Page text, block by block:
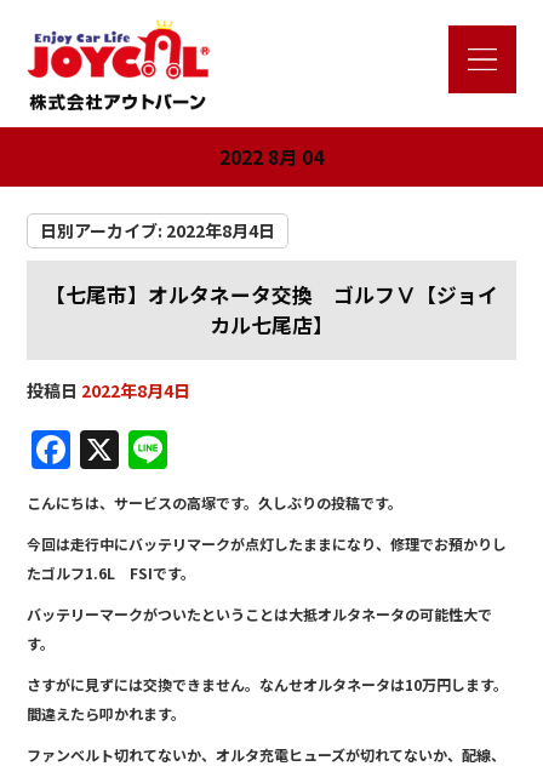
2022 8月 04
日別アーカイブ: 2022年8月4日
【七尾市】オルタネータ交換 ゴルフⅤ【ジョイ
カル七尾店】
投稿日 2022年8月4日
F
a
c
e
b
o
k
X
n
e
こんにちは、サービスの高塚です。久しぶりの投稿です。
今回は走行中にバッテリマークが点灯したままになり、修理でお預かりし
たゴルフ1.6L FSIです。
バッテリーマークがついたということは大抵オルタネータの可能性大で
す。
さすがに見ずには交換できません。なんせオルタネータは10万円します。
間違えたら叩かれます。
ファンベルト切れてないか、オルタ充電ヒューズが切れてないか、配線、